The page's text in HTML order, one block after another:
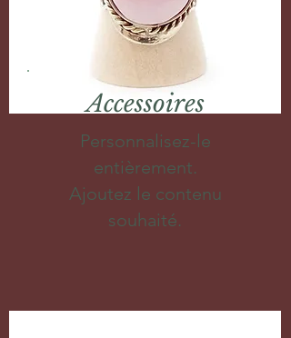
Accessoires
Personnalisez-le
entièrement.
Ajoutez le contenu
souhaité.